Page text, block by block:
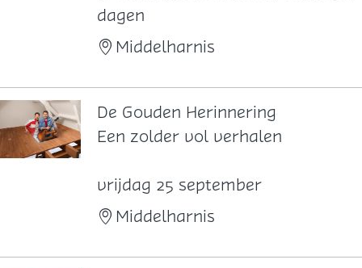
c
h
i
f
k
o
r
dagen
Middelharnis
De Gouden Herinnering
D
G
o
d
Een zolder vol verhalen
vrijdag 25 september
Middelharnis